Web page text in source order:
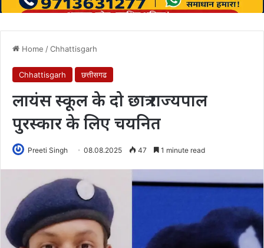
Home /Chhattisgarh
Chhattisgarh छत्तीसगढ
लायंस स्कूल के दो छात्र राज्यपाल
पुरस्कार के लिए चयनित
Preeti Singh 08.08.2025 47 1 minute read